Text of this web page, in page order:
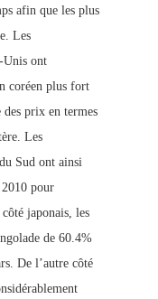
afin que les plus
Les
Unis ont
coréen plus fort
des prix en termes
Les
Sud ont ainsi
pour
côté japonais, les
de 60.4%
De l’autre côté